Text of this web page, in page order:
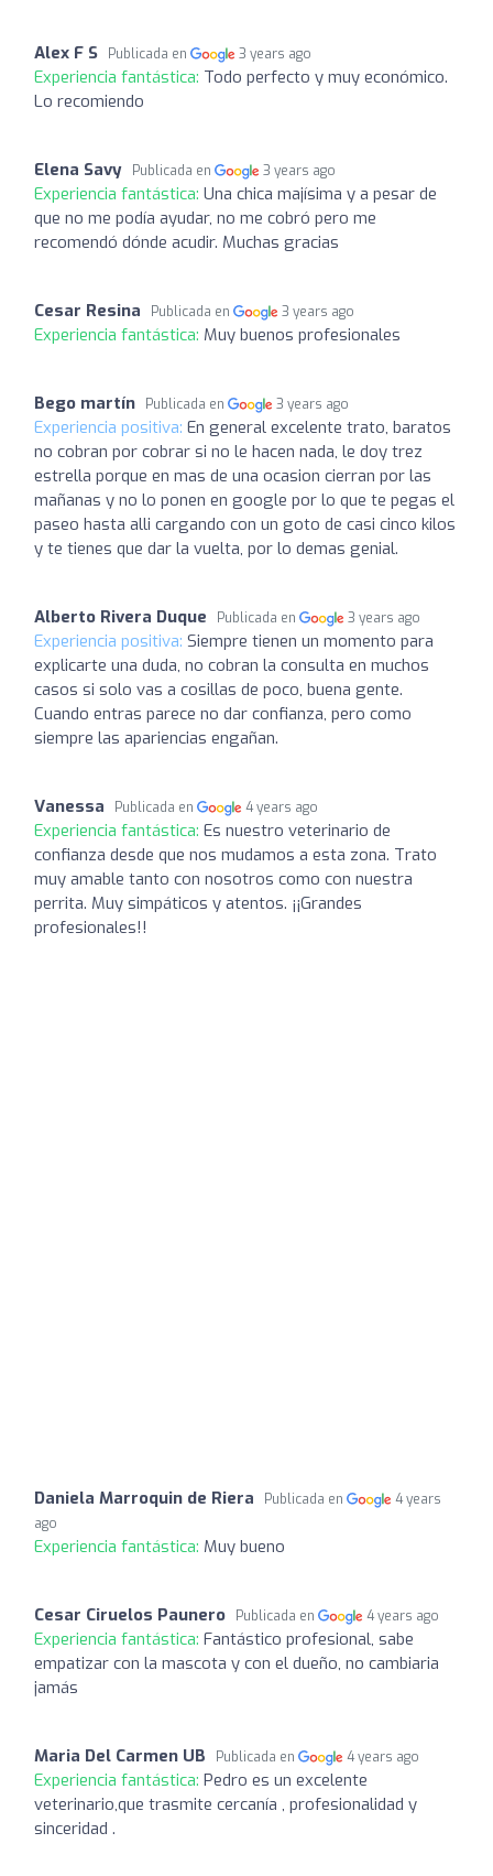
Alex F S Publicada en 3 years ago
Experiencia fantástica: Todo perfecto y muy económico.
Lo recomiendo
Elena Savy Publicada en 3 years ago
Experiencia fantástica: Una chica majísima y a pesar de
que no me podía ayudar, no me cobró pero me
recomendó dónde acudir. Muchas gracias
Cesar Resina Publicada en 3 years ago
Experiencia fantástica: Muy buenos profesionales
Bego martín Publicada en 3 years ago
Experiencia positiva: En general excelente trato, baratos
no cobran por cobrar si no le hacen nada, le doy trez
estrella porque en mas de una ocasion cierran por las
mañanas y no lo ponen en google por lo que te pegas el
paseo hasta alli cargando con un goto de casi cinco kilos
y te tienes que dar la vuelta, por lo demas genial.
Alberto Rivera Duque Publicada en 3 years ago
Experiencia positiva: Siempre tienen un momento para
explicarte una duda, no cobran la consulta en muchos
casos si solo vas a cosillas de poco, buena gente.
Cuando entras parece no dar confianza, pero como
siempre las apariencias engañan.
Vanessa Publicada en 4 years ago
Experiencia fantástica: Es nuestro veterinario de
confianza desde que nos mudamos a esta zona. Trato
muy amable tanto con nosotros como con nuestra
perrita. Muy simpáticos y atentos. ¡¡Grandes
profesionales!!
Daniela Marroquin de Riera Publicada en
4 years
ago
Experiencia fantástica: Muy bueno
Cesar Ciruelos Paunero Publicada en 4 years ago
Experiencia fantástica: Fantástico profesional, sabe
empatizar con la mascota y con el dueño, no cambiaria
jamás
Maria Del Carmen UB Publicada en 4 years ago
Experiencia fantástica: Pedro es un excelente
veterinario,que trasmite cercanía , profesionalidad y
sinceridad .